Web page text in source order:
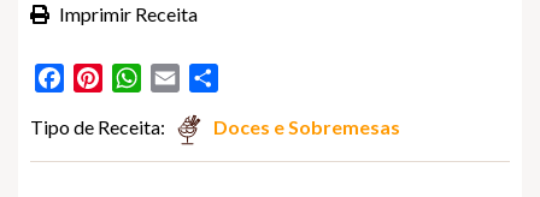
Imprimir Receita
FacebookPinterestWhatsApp
Email
Tipo de Receita: Doces e Sobremesas